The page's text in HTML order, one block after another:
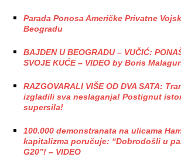
Parada Ponosa Američke Privatne
Beogradu
BAJDEN U BEOGRADU – VUČIĆ:
SVOJE KUĆE – VIDEO by Boris
RAZGOVARALI VIŠE OD DVA SATA:
izgladili sva neslaganja! Postignut
supersila!
100.000 demonstranata na ulicama
kapitalizma poručuje: “Dobrodošli u
G20”! – VIDEO